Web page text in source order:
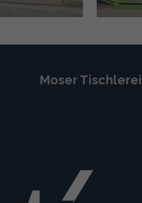
Moser Tischlerei